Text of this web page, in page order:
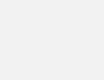
и одновременных
решений Endian и их